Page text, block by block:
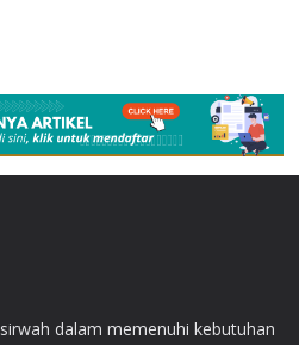
dalam memenuhi kebutuhan